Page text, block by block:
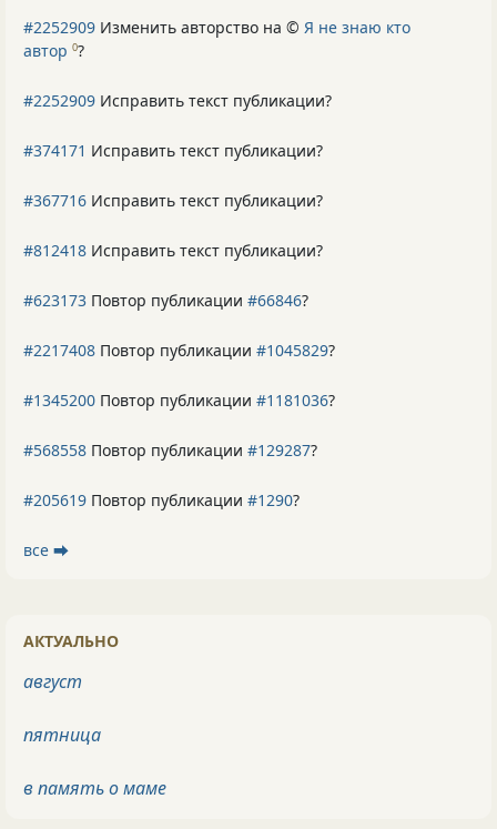
#2252909 Изменить авторство на © Я не знаю кто
автор 0?
#2252909 Исправить текст публикации?
#374171 Исправить текст публикации?
#367716 Исправить текст публикации?
#812418 Исправить текст публикации?
#623173 Повтор публикации #66846?
#2217408 Повтор публикации #1045829?
#1345200 Повтор публикации #1181036?
#568558 Повтор публикации #129287?
#205619 Повтор публикации #1290?
все ⮕
АКТУАЛЬНО
август
пятница
в память о маме